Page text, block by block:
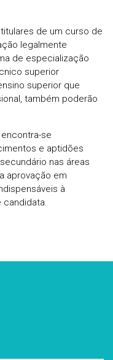
de um curso de
legalmente
de especialização
superior
superior que
também poderão
se
e aptidões
nas áreas
aprovação em
à
candidata.